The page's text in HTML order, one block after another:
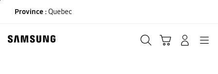
Province : Quebec